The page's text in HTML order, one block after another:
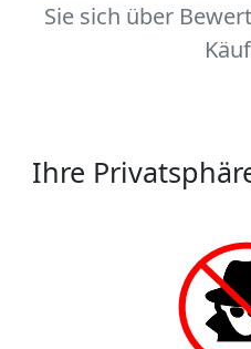
Sie sich über
Ihre